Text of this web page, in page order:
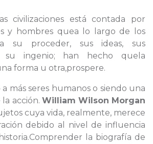
civilizaciones está contada por
y hombres quea lo largo de los
a su proceder, sus ideas, sus
su ingenio; han hecho quela
forma u otra,prospere.
a más seres humanos o siendo una
acción. William Wilson Morgan
cuya vida, realmente, merece
debido al nivel de influencia
la biografía de